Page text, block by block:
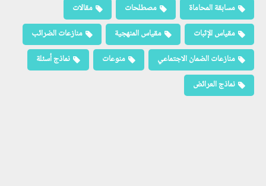
مسابقة المحاماة
مصطلحات
مقالات
مقياس الإثبات
مقياس المنهجية
منازعات الضرائب
منازعات الضمان الاجتماعي
منوعات
نماذج أسئلة
نماذج العرائض